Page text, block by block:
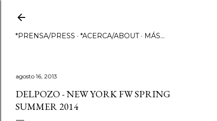
*PRENSA/PRESS *ACERCA/ABOUT MÁS…
agosto 16, 2013
DELPOZO - NEW YORK FW SPRING
SUMMER 2014